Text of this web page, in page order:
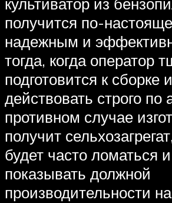
получится по-
надежным и
тогда, когда оператор
подготовится к сборке
действовать строго по
противном случае
получит
будет часто ломаться
показывать должной
производительности